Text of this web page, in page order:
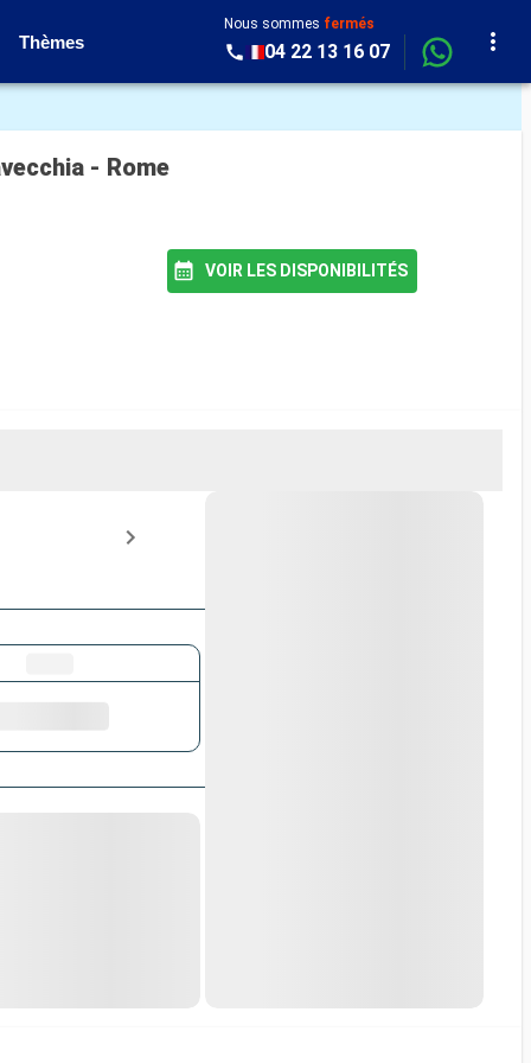
Thèmes
Nous sommes fermés
04 22 13 16 07
- Rome
VOIR LES DISPONIBILITÉS